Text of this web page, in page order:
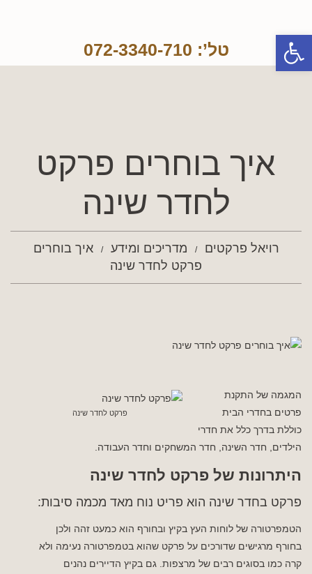
טל’: 072-3340-710
איך בוחרים פרקט
לחדר שינה
רויאל פרקטים מדריכים ומידע
איך בוחרים
פרקט לחדר שינה
פרקט לחדר שינה
המגמה של התקנת
פרטים בחדרי הבית
כוללת בדרך כלל את חדרי
הילדים, חדר השינה, חדר המשחקים וחדר העבודה.
היתרונות של פרקט לחדר שינה
פרקט בחדר שינה הוא פריט נוח מאד מכמה סיבות:
הטמפרטורה של לוחות העץ בקיץ ובחורף הוא כמעט זהה ולכן
בחורף מרגישים שדורכים על פרקט שהוא בטמפרטורה נעימה ולא
קרה כמו בסוגים רבים של מרצפות. גם בקיץ הדיירים נהנים
פתח סרגל נגישות